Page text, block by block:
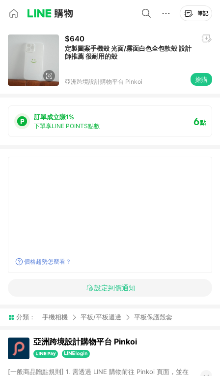
筆記
$640
定製圖案手機殼 光面/霧面白色全包軟殼 設計
師推薦 很耐用的殼
亞洲跨境設計購物平台 Pinkoi 搶購
訂單成立賺1%
下單享LINE POINTS點數 6點
價格趨勢怎麼看？
設定到價通知
分類： 手機相機 平板/平板週邊 平板保護殼套
亞洲跨境設計購物平台 Pinkoi
[一般商品贈點規則] 1. 需透過 LINE 購物前往 Pinkoi 頁面，並在